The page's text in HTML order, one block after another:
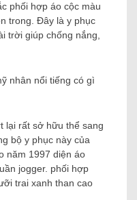
phối hợp áo cộc màu
trong. Đây là y phục
trời giúp chống nắng,
lại rất sở hữu thể sang
bộ y phục này của
năm 1997 diện áo
jogger. phối hợp
trai xanh than cao